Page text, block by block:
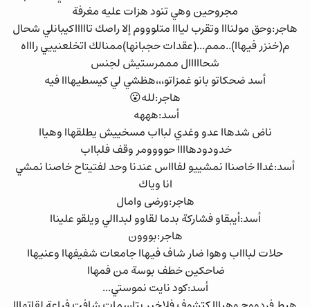
مجروحين وهي تنود هزات عليه مغرفة
هاجر:وحق مولنااا وتقرب ليااا متلوووم إلا راصك تاااااكيبانلي شحال
م(خنزر فيهاا)..ممم...(عقدات حجبانها)ممنالك اتخلعنييي راااه
شحااااال مممرستيش لجنس
أسد ضحكاتو بانو غمزاتو،،،هظشي لي كيسطيهااا فيه
هاجر:لله😮
أسد:هههه
ناض شدهاا عدو وغدي لبااب مسخييش يطلقهاا وهياا
خدودودهاااا حوووومر وقف فلبااب
أسد:غداا خاصناا نمشييو لفاااس عندنا وحد لفتيتاح خاصنا نمشي
انا وياك
هاجر:ورضى وامال
أسد:أيبقاو فشاركة بدما لقاوو لبداالي ويلقو عليناا
هاجر:بووون
حلات لباااب وهوا ضار شاف فيهاا جامعات شفيفهاا وعنيهاا
ضاحكين خطف بوسة من فمهاا
أسد:كود نايت نموستي...